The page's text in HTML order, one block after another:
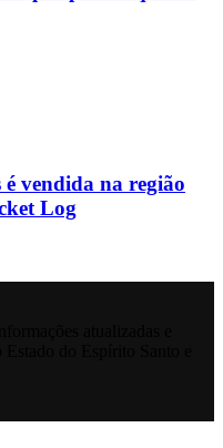
vendida na região
Log